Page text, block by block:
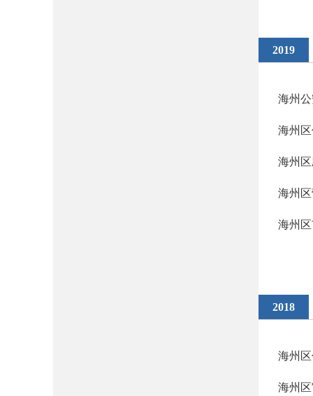
2019
海州
海州
海州
海州
海州
2018
海州
海州